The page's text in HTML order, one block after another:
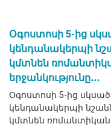
Օգոստոսի 5-ից
կենդանակերպի
կմտնեն
երջանկությունը․․․
Օգոստոսի 5-ից սկսած
կենդանակերպի
կմտնեն